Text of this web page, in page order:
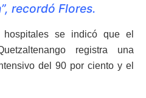
recordó Flores.
se indicó que el
registra una
del 90 por ciento y el